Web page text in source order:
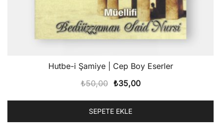
Hutbe-i Şamiye | Cep Boy Eserler
₺50,00 Orijinal
₺50,00.
₺35,00Şu
₺35,00.
SEPETE EKLE